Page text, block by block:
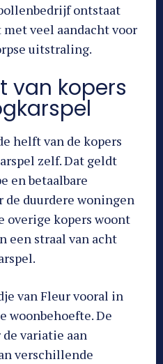
ontstaat
veel aandacht voor
uitstraling.
van kopers
helft van de kopers
zelf. Dat geldt
en betaalbare
de duurdere woningen
overige kopers woont
een straal van acht
van Fleur vooral in
woonbehoefte. De
variatie aan
verschillende